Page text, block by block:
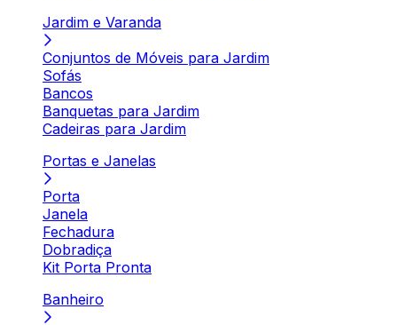
Jardim e Varanda
Conjuntos de Móveis para Jardim
Sofás
Bancos
Banquetas para Jardim
Cadeiras para Jardim
Portas e Janelas
Porta
Janela
Fechadura
Dobradiça
Kit Porta Pronta
Banheiro